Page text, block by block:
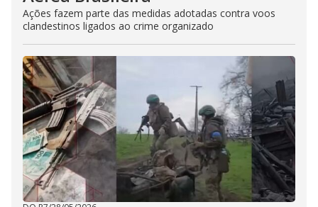
Ações fazem parte das medidas adotadas contra voos
clandestinos ligados ao crime organizado